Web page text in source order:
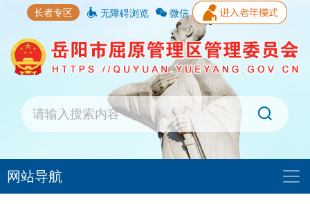
长者专区 无障碍浏览 微信
网站导航